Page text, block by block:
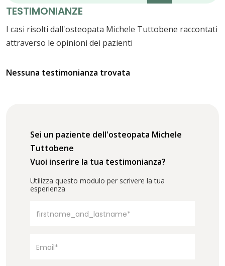
TESTIMONIANZE
I casi risolti dall'osteopata Michele Tuttobene raccontati
attraverso le opinioni dei pazienti
Nessuna testimonianza trovata
Sei un paziente dell'osteopata Michele
Tuttobene
Vuoi inserire la tua testimonianza?
Utilizza questo modulo per scrivere la tua
esperienza